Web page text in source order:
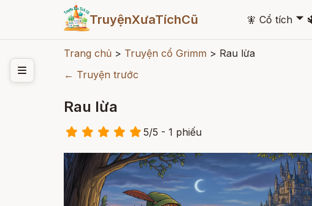
TruyệnXưaTíchCũ 🧚 Cổ tích 🞃
Trang chủ > Truyện cổ Grimm > Rau lừa
← Truyện trước
Rau lừa
5/5 - 1 phiếu